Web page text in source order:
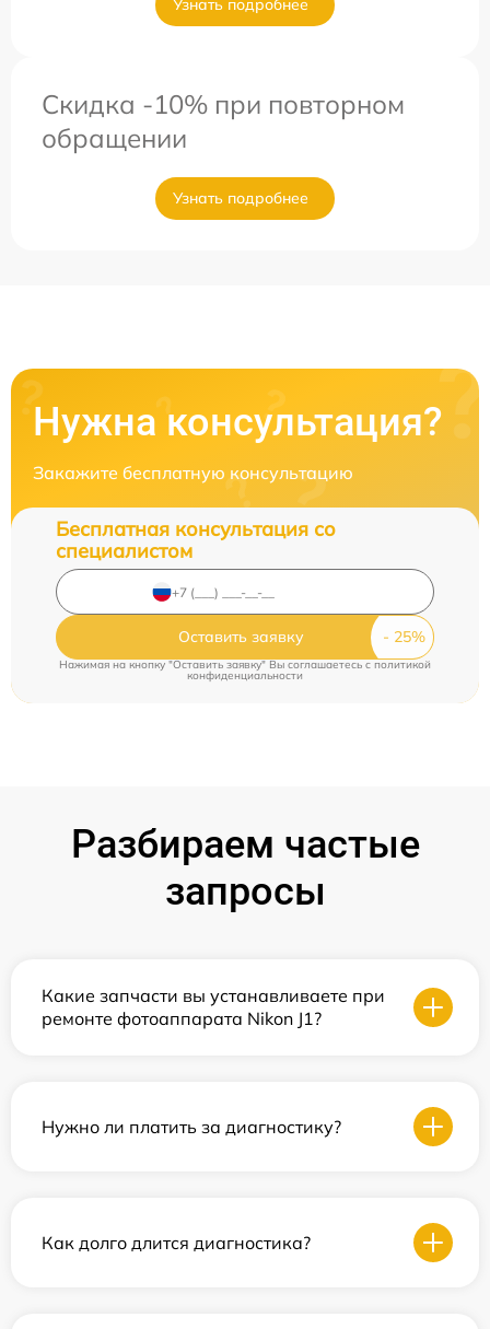
Узнать подробнее
Скидка -10% при повторном
обращении
Узнать подробнее
Нужна консультация?
Закажите бесплатную консультацию
Бесплатная консультация со
специалистом
Оставить заявку
Нажимая на кнопку "Оставить заявку" Вы соглашаетесь cполитикой
конфиденциальности
Разбираем частые
запросы
Какие запчасти вы устанавливаете при
ремонте фотоаппарата Nikon J1?
Нужно ли платить за диагностику?
Как долго длится диагностика?